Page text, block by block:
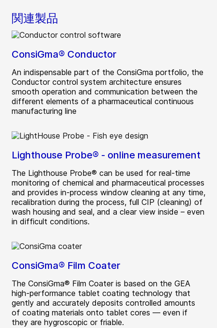
関連製品
ConsiGma® Conductor
An indispensable part of the ConsiGma portfolio, the
Conductor control system architecture ensures
smooth operation and communication between the
different elements of a pharmaceutical continuous
manufacturing line
Lighthouse Probe® - online measurement
The Lighthouse Probe® can be used for real-time
monitoring of chemical and pharmaceutical processes
and provides in-process window cleaning at any time,
recalibration during the process, full CIP (cleaning) of
wash housing and seal, and a clear view inside – even
in difficult conditions.
ConsiGma® Film Coater
The ConsiGma® Film Coater is based on the GEA
high-performance tablet coating technology that
gently and accurately deposits controlled amounts
of coating materials onto tablet cores — even if
they are hygroscopic or friable.